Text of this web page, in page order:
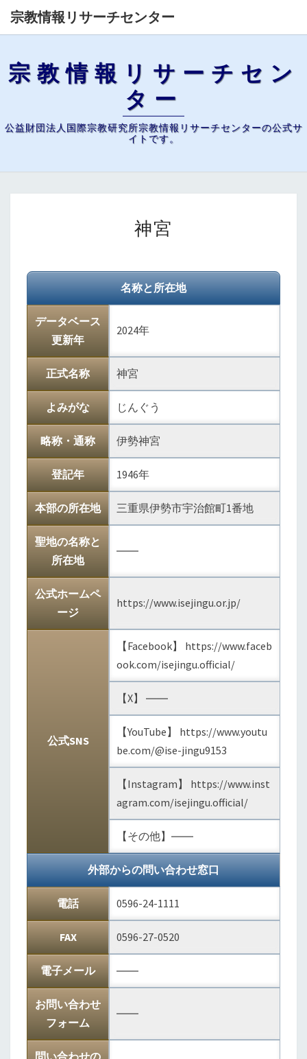
宗教情報リサーチセンター
宗教情報リサーチセン
ター
公益財団法人国際宗教研究所宗教情報リサーチセンターの公式サ
イトです。
宮
神宮
名称と所在地
データベース
更新年
2024年
正式名称 神宮
よみがな じんぐう
略称・通称 伊勢神宮
登記年 1946年
本部の所在地 三重県伊勢市宇治館町1番地
聖地の名称と
所在地
――
公式ホームペ
ージ
https://www.isejingu.or.jp/
公式SNS
【Facebook】 https://www.faceb
ook.com/isejingu.official/
【X】 ――
【YouTube】 https://www.youtu
be.com/@ise-jingu9153
【Instagram】 https://www.inst
agram.com/isejingu.official/
【その他】――
外部からの問い合わせ窓口
電話 0596-24-1111
FAX 0596-27-0520
電子メール ――
お問い合わせ
フォーム
――
問い合わせの